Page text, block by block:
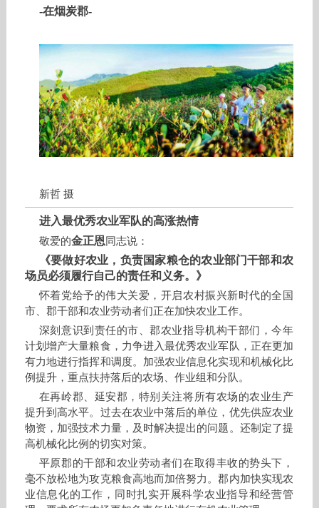
-在烟炭郡-
新哲 摄
进入最优秀农业军队的高涨热情
敬爱的金正恩同志说：
《要做好农业，负责国家粮仓的农业部门干部和农
场员必须履行自己的责任和义务。》
怀着党给予的伟大关爱，开启农村振兴新时代的全国
市、郡干部和农业劳动者们正在加快农业工作。
深刻意识到责任的市、郡农业指导机构干部们，今年
计划增产大量粮食，力争进入最优秀农业军队，正在更加
有力地进行指挥和调度。加强农业信息化实现和机械化比
例提升，重点扶持落后的农场、作业组和分队。
在再岭郡、延安郡，特别关注将所有农场的农业生产
提升到高水平。过去在农业中落后的单位，优先供应农业
物资，加强技术力量，及时解决提出的问题。还制定了提
高机械化比例的切实对策。
平原郡的干部和农业劳动者们在取得丰收的势头下，
毫不放松地为攻克粮食高地而加倍努力。郡内加快实现农
业信息化的工作，同时扎实开展科学农业指导和经营管